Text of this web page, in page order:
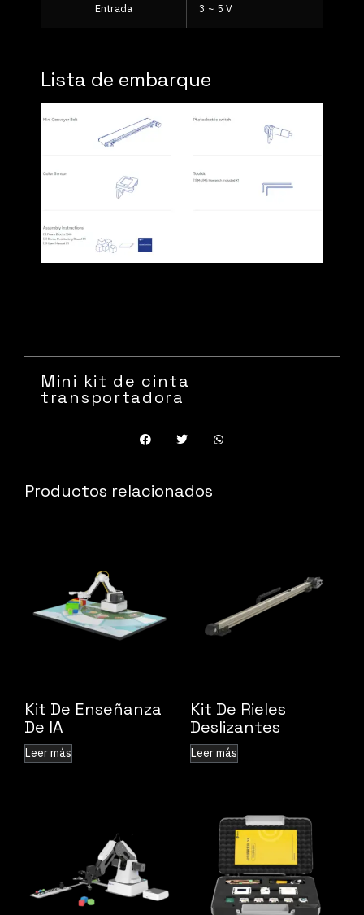
Entrada 3 ~ 5 V
Lista de embarque
Mini kit de cinta
transportadora
Productos relacionados
Kit De Enseñanza
De IA
Leer más
Kit De Rieles
Deslizantes
Leer más